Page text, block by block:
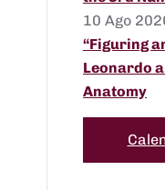
10 Ago
“Figuring
Leonardo
Anatomy